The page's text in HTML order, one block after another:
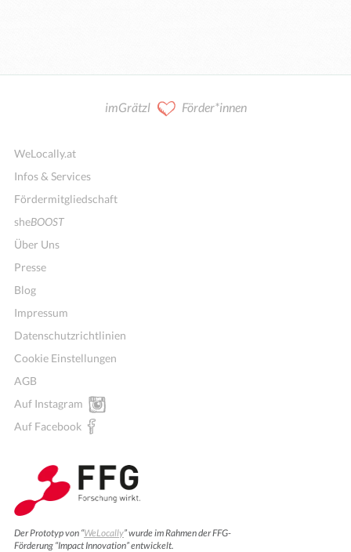
imGrätzl Förder*innen
WeLocally.at
Infos & Services
Fördermitgliedschaft
sheBOOST
Über Uns
Presse
Blog
Impressum
Datenschutzrichtlinien
Cookie Einstellungen
AGB
Auf Instagram
Auf Facebook
Der Prototyp von “WeLocally” wurde im Rahmen der FFG-
Förderung “Impact Innovation” entwickelt.